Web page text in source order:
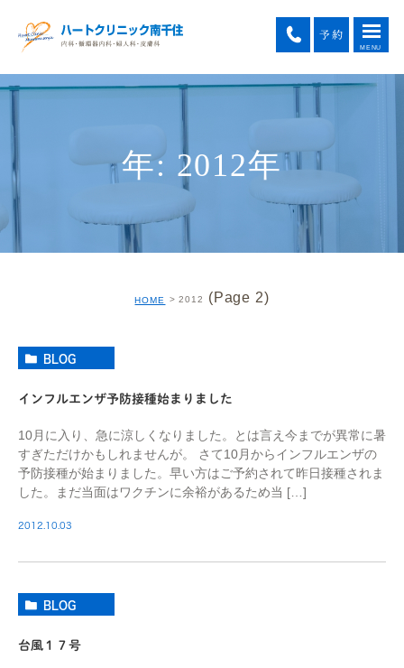
年: 2012年
HOME 2012 (Page 2)
BLOG
インフルエンザ予防接種始まりました
10月に入り、急に涼しくなりました。とは言え今までが異常に暑
すぎただけかもしれませんが。 さて10月からインフルエンザの
予防接種が始まりました。早い方はご予約されて昨日接種されま
した。まだ当面はワクチンに余裕があるため当 […]
2012.10.03
BLOG
台風１７号